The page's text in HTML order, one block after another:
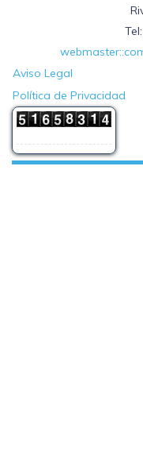
Aviso Legal
Política de Privacidad